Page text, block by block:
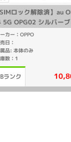
SIMロック解除済】au
5G OPG02 シルバー
カー：OPPO
日：
品: 本体のみ
数：1
ランク